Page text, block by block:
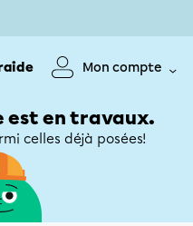
Mon compte
est en travaux.
celles déjà posées!